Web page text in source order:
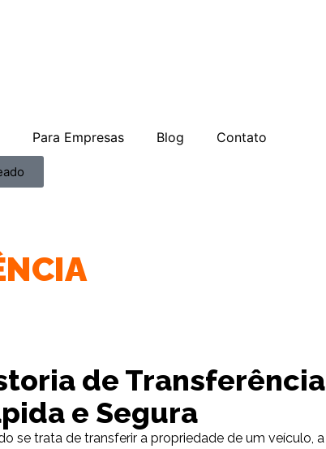
Para Empresas Blog Contato
de Transferência
e Segura
se trata de transferir a propriedade de um veículo, a